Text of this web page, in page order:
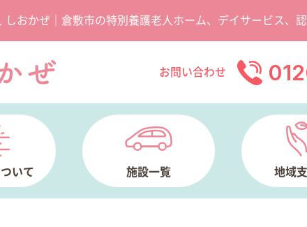
しおかぜ｜倉敷市の特別養護老人ホーム、デイサービス、
お問い合わせ
いて 施設一覧 地域